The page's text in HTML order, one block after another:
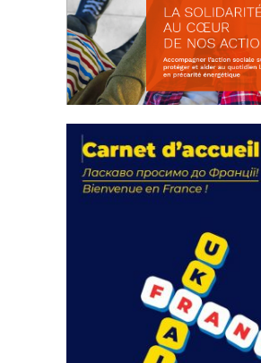
actions
18 septembre 2023
FEUILLETER